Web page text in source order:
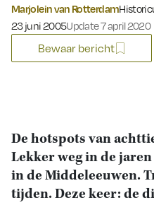
Marjolein van Rotterdam
Gepubliceerd op:
23 juni 2005Update 7 april 2020
Bewaar bericht
De hotspots van
Lekker weg in de
in de Middeleeuwen.
tijden. Deze keer: de